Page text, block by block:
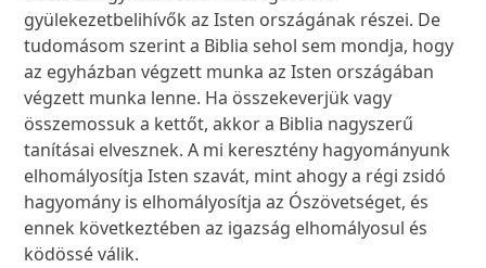
gyülekezetbelihívők az Isten országának részei. De
tudomásom szerint a Biblia sehol sem mondja, hogy
az egyházban végzett munka az Isten országában
végzett munka lenne. Ha összekeverjük vagy
összemossuk a kettőt, akkor a Biblia nagyszerű
tanításai elvesznek. A mi keresztény hagyományunk
elhomályosítja Isten szavát, mint ahogy a régi zsidó
hagyomány is elhomályosítja az Ószövetséget, és
ennek következtében az igazság elhomályosul és
ködössé válik.